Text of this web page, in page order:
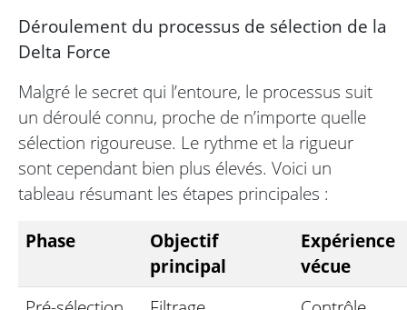
Déroulement du processus de sélection de la
Delta Force
Malgré le secret qui l’entoure, le processus suit
un déroulé connu, proche de n’importe quelle
sélection rigoureuse. Le rythme et la rigueur
sont cependant bien plus élevés. Voici un
tableau résumant les étapes principales :
Phase
Objectif
principal
Expérience
vécue